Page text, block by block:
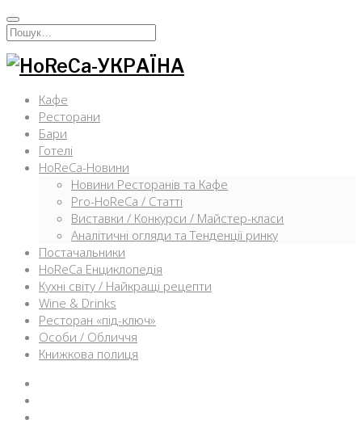
Перейти
кИскать:
Кафе
Ресторани
Бари
Готелі
HoReCa-Новини
Новини Ресторанів та Кафе
Pro-HoReCa / Статті
Виставки / Конкурси / Майстер-класи
Аналітичні огляди та Тенденції ринку
Постачальники
HoReCa Енциклопедія
Кухні світу / Найкращі рецепти
Wine & Drinks
Ресторан «під-ключ»
Особи / Обличчя
Книжкова полиця